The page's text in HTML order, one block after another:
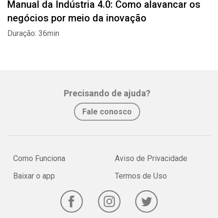
Manual da Indústria 4.0: Como alavancar os
negócios por meio da inovação
Duração: 36min
Precisando de ajuda?
Fale conosco
Como Funciona
Baixar o app
Aviso de Privacidade
Termos de Uso